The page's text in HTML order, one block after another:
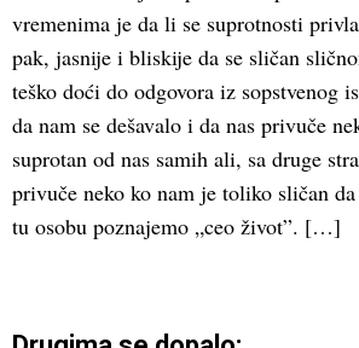
vremenima je da li se suprotnosti
pak, jasnije i bliskije da se sličan
teško doći do odgovora iz sopstvenog
da nam se dešavalo i da nas privuče
suprotan od nas samih ali, sa druge
privuče neko ko nam je toliko sličan
tu osobu poznajemo „ceo život”. […]